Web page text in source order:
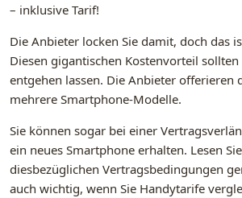
– inklusive Tarif!
Die Anbieter locken Sie damit, doch das
Diesen gigantischen Kostenvorteil sollten
entgehen lassen. Die Anbieter offerieren
mehrere Smartphone-Modelle.
Sie können sogar bei einer
ein neues Smartphone erhalten. Lesen
diesbezüglichen Vertragsbedingungen
auch wichtig, wenn Sie Handytarife